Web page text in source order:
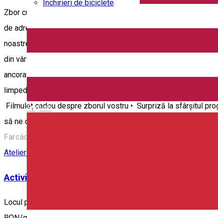
English
Închirieri de biciclete
Zbor cu balon cu aer cald lângă Odorheiu Secuiesc. Durata
de adrenalină, dar nu este așa. De fapt, zborul cu balonul cu
noastre, zburăm cu viteza vântului la altitudini mici de câteva
din vârful copacilor. Zborul liber se efectuează cu 2-4
ancorate cu balon, unde putem ridica întro oră maxim 30 de
limpede, iar avem o vedere mai clară deasupra peisajului de
Filmuleț cadou despre zborul vostru • Surpriză la sfârșitul
să ne contactați pe 0740 680 632 WatsApp sau telefon. Copii
Farcàd, Romania
Atelier demonstrativ
Activitățile experimentale
Locul programului: Județul Harghita, Corund Destinație: